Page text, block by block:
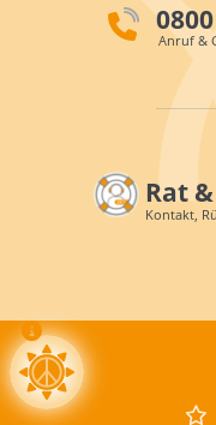
Anruf &
Rat
Kontakt,